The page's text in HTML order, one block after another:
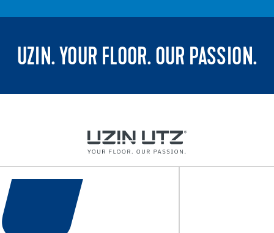
UZIN. YOUR FLOOR. OUR PASSION.